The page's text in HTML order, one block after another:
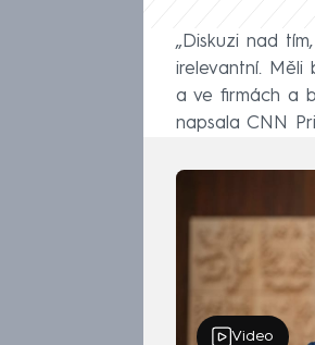
„Diskuzi nad
irelevantní.
a ve firmách a
napsala CNN
Video